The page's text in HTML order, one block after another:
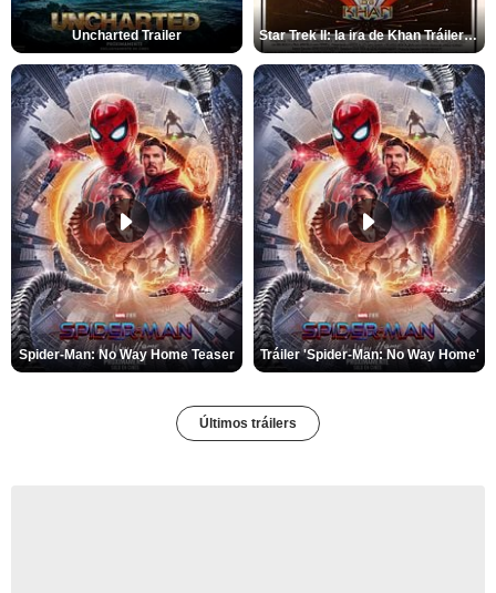
Uncharted Trailer Star Trek II: la ira de Khan Tráiler VO
Spider-Man: No Way Home Teaser Tráiler 'Spider-Man: No Way Home'
Últimos tráilers